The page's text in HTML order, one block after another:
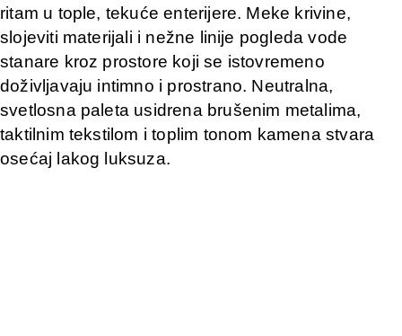
ritam u tople, tekuće enterijere. Meke krivine,
slojeviti materijali i nežne linije pogleda vode
stanare kroz prostore koji se istovremeno
doživljavaju intimno i prostrano. Neutralna,
svetlosna paleta usidrena brušenim metalima,
taktilnim tekstilom i toplim tonom kamena stvara
osećaj lakog luksuza.